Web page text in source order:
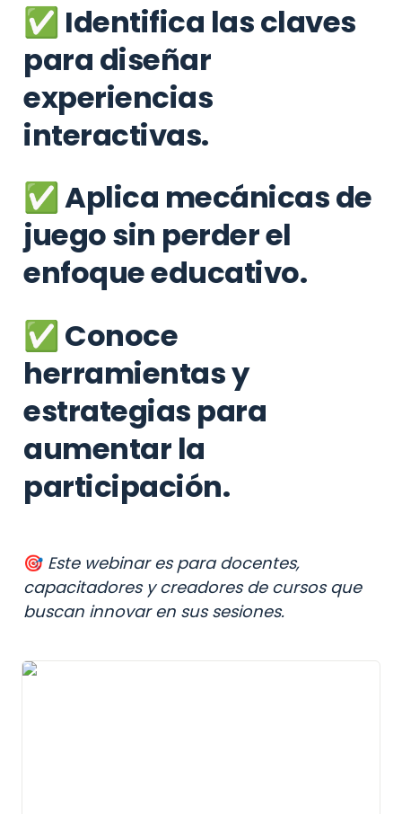
✅ Identifica las claves
para diseñar
experiencias
interactivas.
✅ Aplica mecánicas de
juego sin perder el
enfoque educativo.
✅ Conoce
herramientas y
estrategias para
aumentar la
participación.
🎯 Este webinar es para docentes,
capacitadores y creadores de cursos que
buscan innovar en sus sesiones.